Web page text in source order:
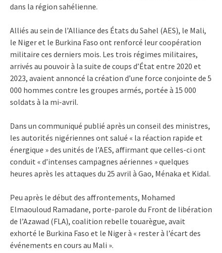
dans la région sahélienne.
Alliés au sein de l’Alliance des États du Sahel (AES), le Mali,
le Niger et le Burkina Faso ont renforcé leur coopération
militaire ces derniers mois. Les trois régimes militaires,
arrivés au pouvoir à la suite de coups d’État entre 2020 et
2023, avaient annoncé la création d’une force conjointe de 5
000 hommes contre les groupes armés, portée à 15 000
soldats à la mi-avril.
Dans un communiqué publié après un conseil des ministres,
les autorités nigériennes ont salué « la réaction rapide et
énergique » des unités de l’AES, affirmant que celles-ci ont
conduit « d’intenses campagnes aériennes » quelques
heures après les attaques du 25 avril à Gao, Ménaka et Kidal.
Peu après le début des affrontements, Mohamed
Elmaouloud Ramadane, porte-parole du Front de libération
de l’Azawad (FLA), coalition rebelle touarègue, avait
exhorté le Burkina Faso et le Niger à « rester à l’écart des
événements en cours au Mali ».